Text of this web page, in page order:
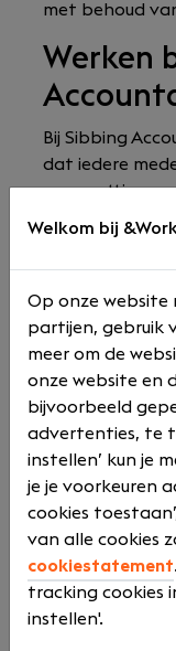
met behoud
Werken
Bij Sibbing
dat iedere
een prettige
doorwerken of
Specialiseren
allemaal
hun kantoor
samenwerking
wordt
inbreng te
Dit staat je te
Een
werken;
Naast een
krijg je
Welkom bij
Op onze website
partijen, gebruik
meer om de
onze website en
bijvoorbeeld
advertenties, te
instellen’ kun je
je je voorkeuren
cookies
van alle cookies
cookiestatement
tracking cookies
instellen'.